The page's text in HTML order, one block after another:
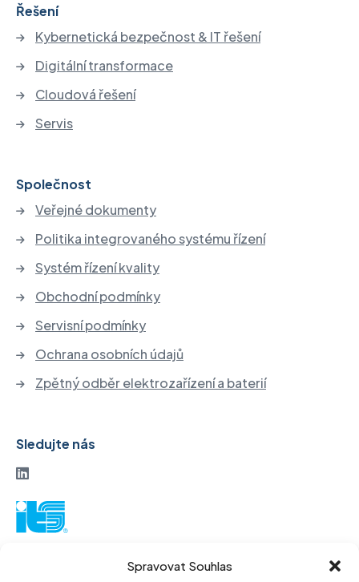
Spravovat Souhlas
Řešení
Kybernetická bezpečnost & IT řešení
Digitální transformace
Cloudová řešení
Servis
Společnost
Veřejné dokumenty
Politika integrovaného systému řízení
Systém řízení kvality
Obchodní podmínky
Servisní podmínky
Ochrana osobních údajů
Zpětný odběr elektrozařízení a baterií
Sledujte nás